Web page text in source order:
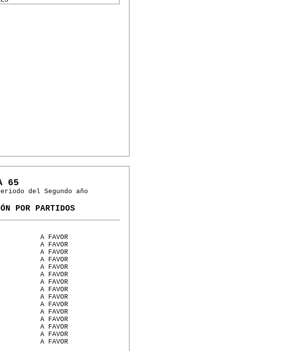
65
del Segundo año
POR PARTIDOS
A FAVOR
A FAVOR
A FAVOR
A FAVOR
A FAVOR
A FAVOR
A FAVOR
A FAVOR
A FAVOR
A FAVOR
A FAVOR
A FAVOR
A FAVOR
A FAVOR
A FAVOR